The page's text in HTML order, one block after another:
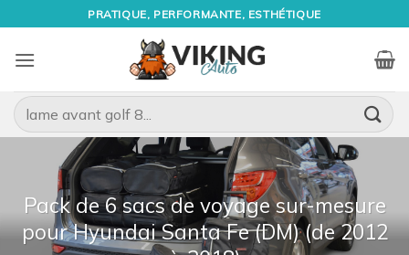
au
contenu
PRATIQUE, PERFORMANTE, ESTHÉTIQUE
Recherche
pour :
Pack de 6 sacs de voyage sur-mesure
pour Hyundai Santa Fe (DM) (de 2012